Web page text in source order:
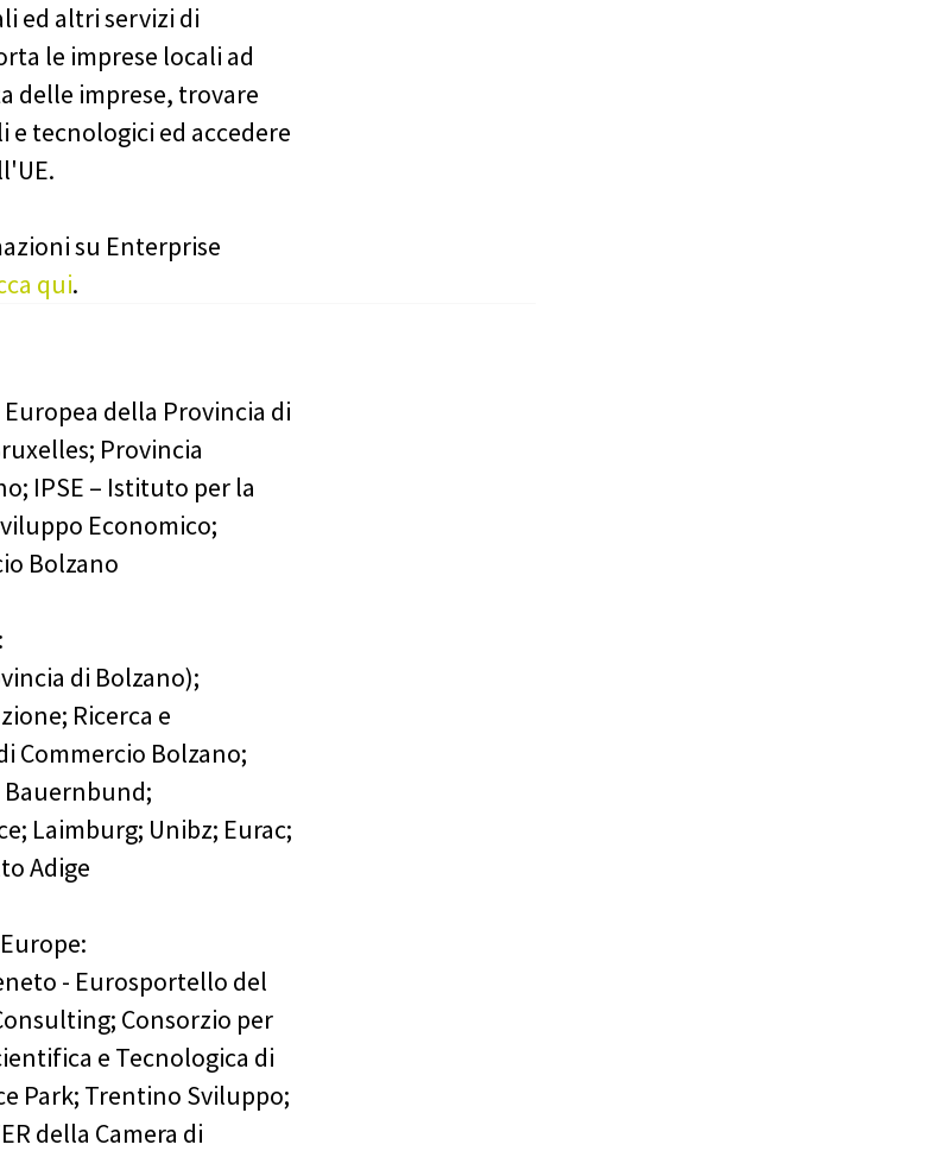
ed altri servizi di
le imprese locali ad
delle imprese, trovare
tecnologici ed accedere
su Enterprise
qui.
della Provincia di
Provincia
IPSE – Istituto per la
Economico;
Bolzano
di Bolzano);
Ricerca e
Commercio Bolzano;
Bauernbund;
Laimburg; Unibz; Eurac;
Adige
- Eurosportello del
Consorzio per
e Tecnologica di
Park; Trentino Sviluppo;
della Camera di